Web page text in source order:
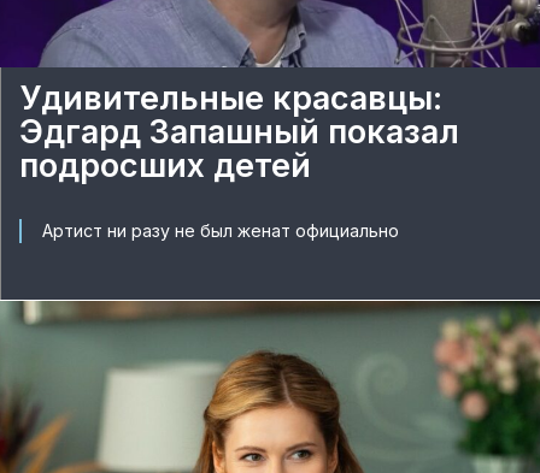
Удивительные красавцы:
Эдгард Запашный показал
подросших детей
Артист ни разу не был женат официально